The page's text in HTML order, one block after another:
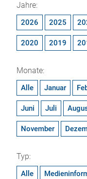
Jahre:
2026 2025
2020 2019
Monate:
Alle Januar
Juni Juli
November
Typ:
Alle